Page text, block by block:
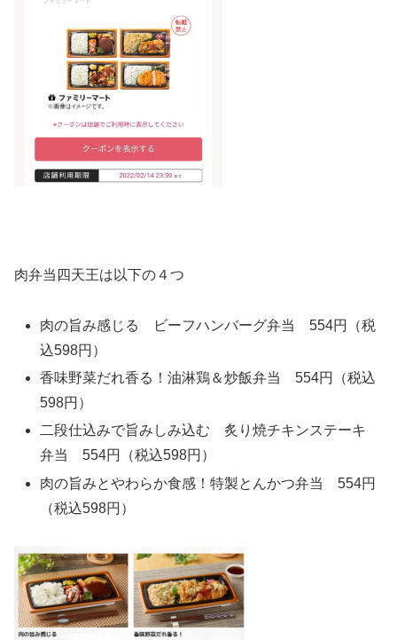
肉弁当四天王は以下の４つ
肉の旨み感じる ビーフハンバーグ弁当 554円（税
込598円）
香味野菜だれ香る！油淋鶏＆炒飯弁当 554円（税込
598円）
二段仕込みで旨みしみ込む 炙り焼チキンステーキ
弁当 554円（税込598円）
肉の旨みとやわらか食感！特製とんかつ弁当 554円
（税込598円）